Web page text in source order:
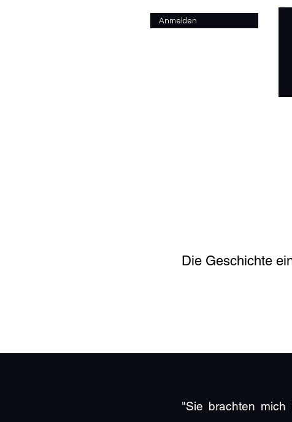
Anmelden
Die Geschichte
"Sie brachten mich